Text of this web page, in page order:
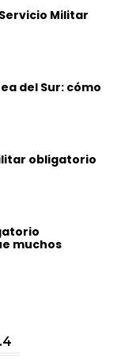
Militar
del Sur: cómo
obligatorio
muchos